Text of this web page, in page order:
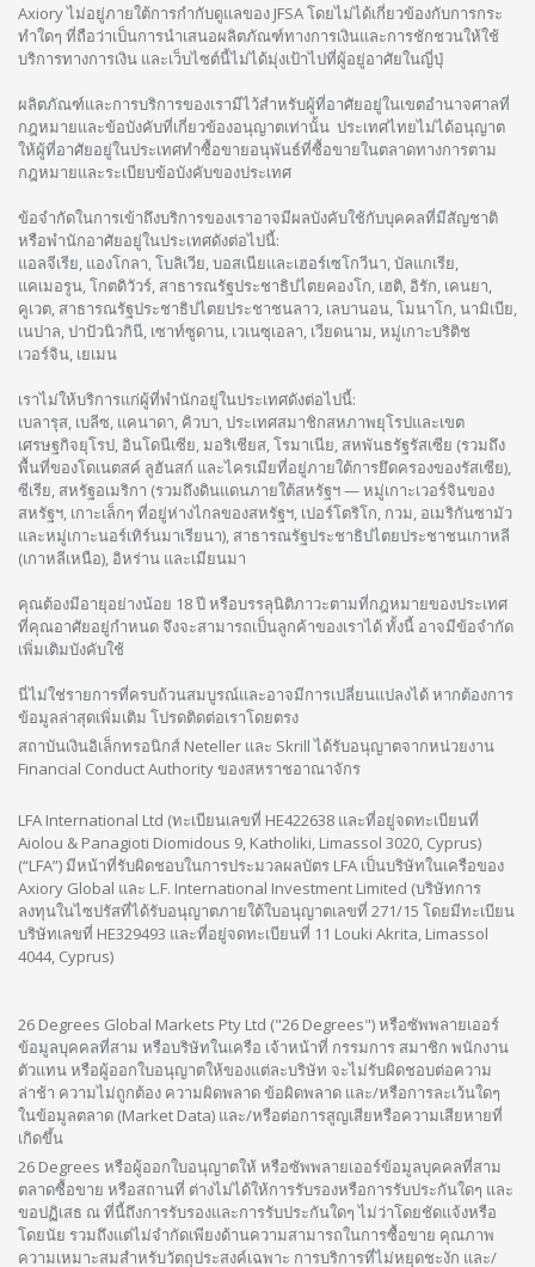
Axiory ไม่อยู่ภายใต้การกำกับดูแลของ JFSA โดยไม่ได้เกี่ยวข้องกับการกระ
ทำใดๆ ที่ถือว่าเป็นการนำเสนอผลิตภัณฑ์ทางการเงินและการชักชวนให้ใช้
บริการทางการเงิน และเว็บไซต์นี้ไม่ได้มุ่งเป้าไปที่ผู้อยู่อาศัยในญี่ปุ่
ผลิตภัณฑ์และการบริการของเรามีไว้สำหรับผู้ที่อาศัยอยู่ในเขตอำนาจศาลที่
กฎหมายและข้อบังคับที่เกี่ยวข้องอนุญาตเท่านั้น ประเทศไทยไม่ได้อนุญาต
ให้ผู้ที่อาศัยอยู่ในประเทศทำซื้อขายอนุพันธ์ที่ซื้อขายในตลาดทางการตาม
กฎหมายและระเบียบข้อบังคับของประเทศ
ข้อจำกัดในการเข้าถึงบริการของเราอาจมีผลบังคับใช้กับบุคคลที่มีสัญชาติ
หรือพำนักอาศัยอยู่ในประเทศดังต่อไปนี้:
แอลจีเรีย, แองโกลา, โบลิเวีย, บอสเนียและเฮอร์เซโกวีนา, บัลแกเรีย,
แคเมอรูน, โกตดิวัวร์, สาธารณรัฐประชาธิปไตยคองโก, เฮติ, อิรัก, เคนยา,
คูเวต, สาธารณรัฐประชาธิปไตยประชาชนลาว, เลบานอน, โมนาโก, นามิเบีย,
เนปาล, ปาปัวนิวกินี, เซาท์ซูดาน, เวเนซุเอลา, เวียดนาม, หมู่เกาะบริติช
เวอร์จิน, เยเมน
เราไม่ให้บริการแก่ผู้ที่พำนักอยู่ในประเทศดังต่อไปนี้:
เบลารุส, เบลีซ, แคนาดา, คิวบา, ประเทศสมาชิกสหภาพยุโรปและเขต
เศรษฐกิจยุโรป, อินโดนีเซีย, มอริเชียส, โรมาเนีย, สหพันธรัฐรัสเซีย (รวมถึง
พื้นที่ของโดเนตสค์ ลูฮันสก์ และไครเมียที่อยู่ภายใต้การยึดครองของรัสเซีย),
ซีเรีย, สหรัฐอเมริกา (รวมถึงดินแดนภายใต้สหรัฐฯ — หมู่เกาะเวอร์จินของ
สหรัฐฯ, เกาะเล็กๆ ที่อยู่ห่างไกลของสหรัฐฯ, เปอร์โตริโก, กวม, อเมริกันซามัว
และหมู่เกาะนอร์เทิร์นมาเรียนา), สาธารณรัฐประชาธิปไตยประชาชนเกาหลี
(เกาหลีเหนือ), อิหร่าน และเมียนมา
คุณต้องมีอายุอย่างน้อย 18 ปี หรือบรรลุนิติภาวะตามที่กฎหมายของประเทศ
ที่คุณอาศัยอยู่กำหนด จึงจะสามารถเป็นลูกค้าของเราได้ ทั้งนี้ อาจมีข้อจำกัด
เพิ่มเติมบังคับใช้
นี่ไม่ใช่รายการที่ครบถ้วนสมบูรณ์และอาจมีการเปลี่ยนแปลงได้ หากต้องการ
ข้อมูลล่าสุดเพิ่มเติม โปรดติดต่อเราโดยตรง
สถาบันเงินอิเล็กทรอนิกส์ Neteller และ Skrill ได้รับอนุญาตจากหน่วยงาน
Financial Conduct Authority ของสหราชอาณาจักร
LFA International Ltd (ทะเบียนเลขที่ HE422638 และที่อยู่จดทะเบียนที่
Aiolou & Panagioti Diomidous 9, Katholiki, Limassol 3020, Cyprus)
(“LFA”) มีหน้าที่รับผิดชอบในการประมวลผลบัตร LFA เป็นบริษัทในเครือของ
Axiory Global และ L.F. International Investment Limited (บริษัทการ
ลงทุนในไซปรัสที่ได้รับอนุญาตภายใต้ใบอนุญาตเลขที่ 271/15 โดยมีทะเบียน
บริษัทเลขที่ HE329493 และที่อยู่จดทะเบียนที่ 11 Louki Akrita, Limassol
4044, Cyprus)
26 Degrees Global Markets Pty Ltd ("26 Degrees") หรือซัพพลายเออร์
ข้อมูลบุคคลที่สาม หรือบริษัทในเครือ เจ้าหน้าที่ กรรมการ สมาชิก พนักงาน
ตัวแทน หรือผู้ออกใบอนุญาตให้ของแต่ละบริษัท จะไม่รับผิดชอบต่อความ
ล่าช้า ความไม่ถูกต้อง ความผิดพลาด ข้อผิดพลาด และ/หรือการละเว้นใดๆ
ในข้อมูลตลาด (Market Data) และ/หรือต่อการสูญเสียหรือความเสียหายที่
เกิดขึ้น
26 Degrees หรือผู้ออกใบอนุญาตให้ หรือซัพพลายเออร์ข้อมูลบุคคลที่สาม
ตลาดซื้อขาย หรือสถานที่ ต่างไม่ได้ให้การรับรองหรือการรับประกันใดๆ และ
ขอปฏิเสธ ณ ที่นี้ถึงการรับรองและการรับประกันใดๆ ไม่ว่าโดยชัดแจ้งหรือ
โดยนัย รวมถึงแต่ไม่จำกัดเพียงด้านความสามารถในการซื้อขาย คุณภาพ
ความเหมาะสมสำหรับวัตถุประสงค์เฉพาะ การบริการที่ไม่หยุดชะงัก และ/